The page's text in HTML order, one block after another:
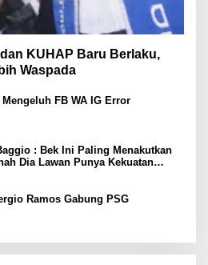
KUHAP Baru Berlaku,
Waspada
Mengeluh FB WA IG Error
: Bek Ini Paling Menakutkan
Dia Lawan Punya Kekuatan
Ramos Gabung PSG